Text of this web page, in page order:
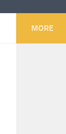
MORE